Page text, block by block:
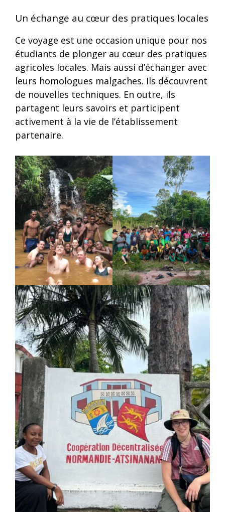
Un échange au cœur des pratiques locales
Ce voyage est une occasion unique pour nos
étudiants de plonger au cœur des pratiques
agricoles locales. Mais aussi d’échanger avec
leurs homologues malgaches. Ils découvrent
de nouvelles techniques. En outre, ils
partagent leurs savoirs et participent
activement à la vie de l’établissement
partenaire.